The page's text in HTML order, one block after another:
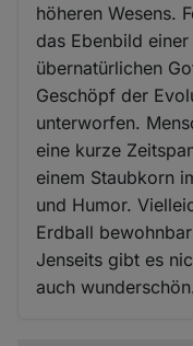
höheren Wesens.
das Ebenbild
übernatürlichen
Geschöpf der
unterworfen.
eine kurze
einem Staubkorn
und Humor.
Erdball
Jenseits gibt es
auch wunderschön.